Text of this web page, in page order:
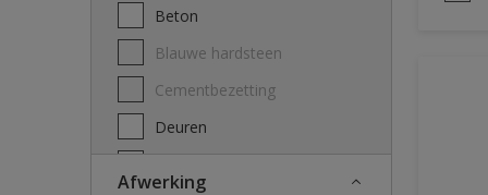
Beton
Blauwe hardsteen
Cementbezetting
Deuren
Afwerking